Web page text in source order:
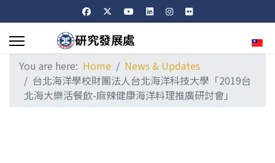
You are here: Home
News & Updates
台北海洋學校財團法人台北海洋科技大學「2019台
北海大樂活餐飲-麻辣健康海洋料理推廣研討會」